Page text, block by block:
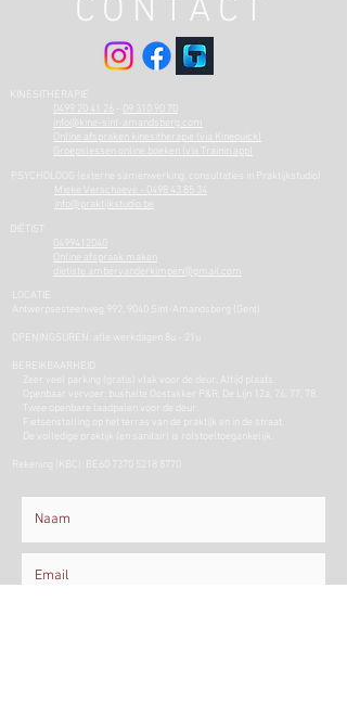
CONTACT
​KINESITHERAPIE
0499 20 41 26
info@kine-sint-amandsberg.com
Online afspraken kinesitherapie (via Kinequick)
PSYCHOLOOG (externe samenwerking, consultaties in Praktijkstudio)
Mieke Verschaeve - 0498 43 85 34
info@praktijkstudio.be
DIËTIST
0499412040
afspraak maken
dietiste.ambervanderkimpen@gmail.com
​​LO
CATIE
Antwerpsesteenweg 992, 9040 Sint-Amandsberg (Gent)
OPENINGSUREN: alle werkdagen 8u - 21u
BEREIKBAARHEID
Zeer veel parking (gratis) vlak voor de deur. Altijd plaats.
Openbaar vervoer: bushalte Oostakker P&R, De Lijn 12a, 76, 77, 78.
Fietsenstalling op het terras van de praktijk en in de straat.
De volledige praktijk (en sanitair) is rolstoeltoegankelijk.
Rekening (KBC): BE60
7370 5218 8770